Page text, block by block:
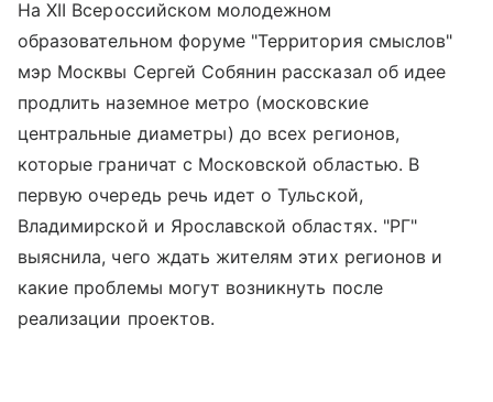
На XII Всероссийском молодежном
образовательном форуме "Территория смыслов"
мэр Москвы Сергей Собянин рассказал об идее
продлить наземное метро (московские
центральные диаметры) до всех регионов,
которые граничат с Московской областью. В
первую очередь речь идет о Тульской,
Владимирской и Ярославской областях. "РГ"
выяснила, чего ждать жителям этих регионов и
какие проблемы могут возникнуть после
реализации проектов.